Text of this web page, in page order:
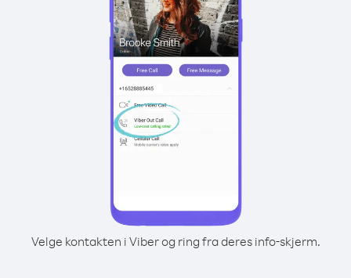
Velge kontakten i Viber og ring fra deres info-skjerm.